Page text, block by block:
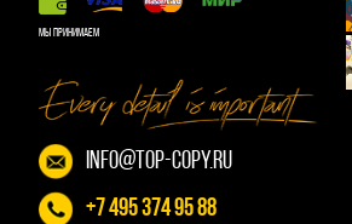
МЫ ПРИНИМАЕМ
info@top-copy.ru
+7 495 374 95 88